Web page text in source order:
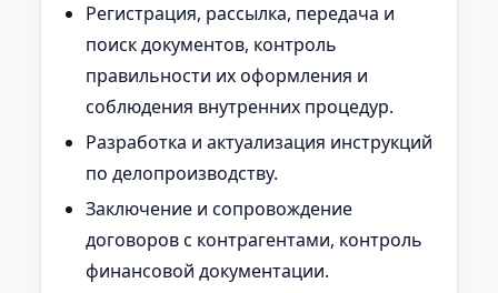
Регистрация, рассылка, передача и
поиск документов, контроль
правильности их оформления и
соблюдения внутренних процедур.
Разработка и актуализация инструкций
по делопроизводству.
Заключение и сопровождение
договоров с контрагентами, контроль
финансовой документации.